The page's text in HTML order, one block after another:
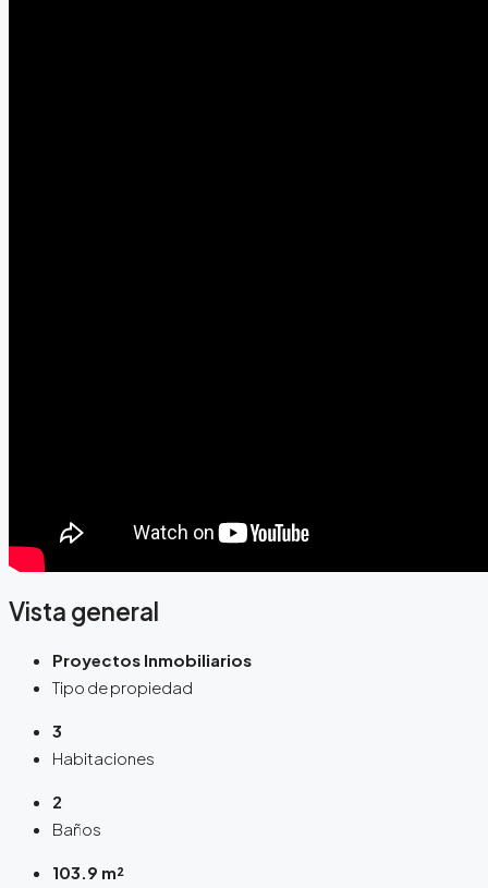
Vista general
Proyectos Inmobiliarios
Tipo de propiedad
3
Habitaciones
2
Baños
103.9 m²